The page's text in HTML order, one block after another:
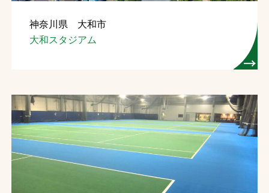
神奈川県 大和市
大和スタジアム